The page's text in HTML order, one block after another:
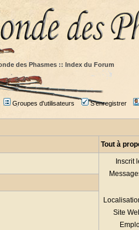
des Phasmes :: Index du Forum
Groupes d'utilisateurs S'enregistrer
Tout à
Inscrit
Site